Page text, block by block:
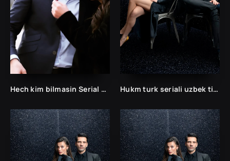
Hech kim bilmasin Serial Uzbek tilida Хеч ким билмасин Сериал Узбек Hukm turk seriali uzbek tilida /Хукм турк сериали ўзбек тилида/ 203. 204. 205. 206. 207. 208. 209. 210. 211. 212. 213. 214. 215 barcha qismlari.